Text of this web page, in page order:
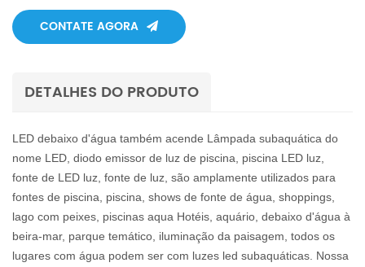
CONTATE AGORA
DETALHES DO PRODUTO
LED debaixo d'água também acende Lâmpada subaquática do
nome LED, diodo emissor de luz de piscina, piscina LED luz,
fonte de LED luz, fonte de luz, são amplamente utilizados para
fontes de piscina, piscina, shows de fonte de água, shoppings,
lago com peixes, piscinas aqua Hotéis, aquário, debaixo d'água à
beira-mar, parque temático, iluminação da paisagem, todos os
lugares com água podem ser com luzes led subaquáticas. Nossa